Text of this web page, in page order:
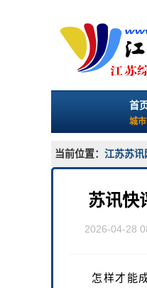
首
城市
当前位置： 江苏苏讯
苏讯快
2026-04-28
怎样才能